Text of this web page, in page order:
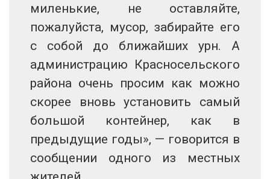
миленькие, не оставляйте,
пожалуйста, мусор, забирайте его
с собой до ближайших урн. А
администрацию Красносельского
района очень просим как можно
скорее вновь установить самый
большой контейнер, как в
предыдущие годы», — говорится в
сообщении одного из местных